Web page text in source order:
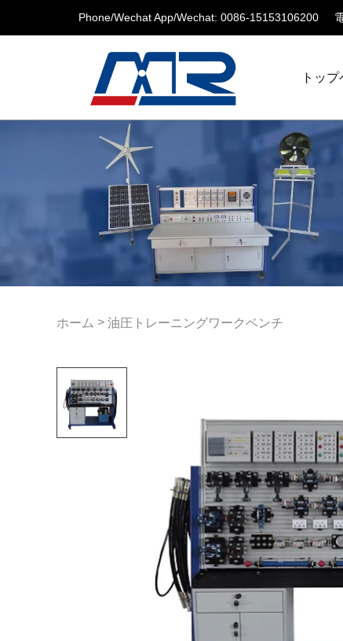
Phone/Wechat App/Wechat: 0086-15153106200 電
トッ
ホーム > 油圧トレーニングワークベンチ